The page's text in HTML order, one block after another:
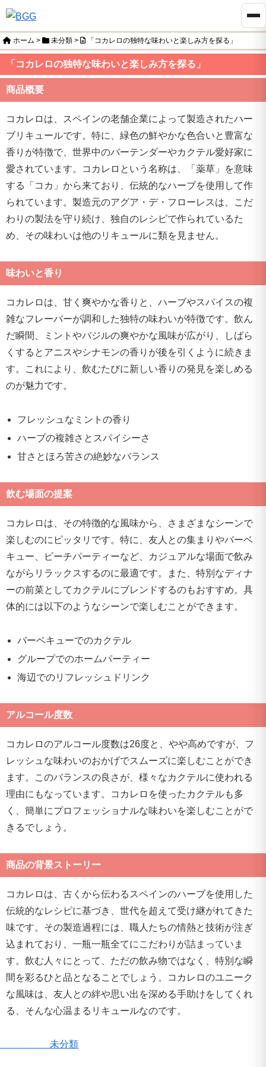
ホーム > 未分類 > 「コカレロの独特な味わいと楽しみ方を探る」
「コカレロの独特な味わいと楽しみ方を探る」
商品概要
コカレロは、スペインの老舗企業によって製造されたハー
ブリキュールです。特に、緑色の鮮やかな色合いと豊富な
香りが特徴で、世界中のバーテンダーやカクテル愛好家に
愛されています。コカレロという名称は、「薬草」を意味
する「コカ」から来ており、伝統的なハーブを使用して作
られています。製造元のアグア・デ・フローレスは、こだ
わりの製法を守り続け、独自のレシピで作られているた
め、その味わいは他のリキュールに類を見ません。
味わいと香り
コカレロは、甘く爽やかな香りと、ハーブやスパイスの複
雑なフレーバーが調和した独特の味わいが特徴です。飲ん
だ瞬間、ミントやバジルの爽やかな風味が広がり、しばら
くするとアニスやシナモンの香りが後を引くように続きま
す。これにより、飲むたびに新しい香りの発見を楽しめる
のが魅力です。
フレッシュなミントの香り
ハーブの複雑さとスパイシーさ
甘さとほろ苦さの絶妙なバランス
飲む場面の提案
コカレロは、その特徴的な風味から、さまざまなシーンで
楽しむのにピッタリです。特に、友人との集まりやバーベ
キュー、ビーチパーティーなど、カジュアルな場面で飲み
ながらリラックスするのに最適です。また、特別なディナ
ーの前菜としてカクテルにブレンドするのもおすすめ。具
体的には以下のようなシーンで楽しむことができます。
バーベキューでのカクテル
グループでのホームパーティー
海辺でのリフレッシュドリンク
アルコール度数
コカレロのアルコール度数は26度と、やや高めですが、フ
レッシュな味わいのおかげでスムーズに楽しむことができ
ます。このバランスの良さが、様々なカクテルに使われる
理由にもなっています。コカレロを使ったカクテルも多
く、簡単にプロフェッショナルな味わいを楽しむことがで
きるでしょう。
商品の背景ストーリー
コカレロは、古くから伝わるスペインのハーブを使用した
伝統的なレシピに基づき、世代を超えて受け継がれてきた
味です。その製造過程には、職人たちの情熱と技術が注ぎ
込まれており、一瓶一瓶全てにこだわりが詰まっていま
す。飲む人々にとって、ただの飲み物ではなく、特別な瞬
間を彩るひと品となることでしょう。コカレロのユニーク
な風味は、友人との絆や思い出を深める手助けをしてくれ
る、そんな心温まるリキュールなのです。
未分類